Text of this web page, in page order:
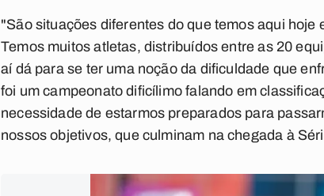
"São situações diferentes do que temos aqui hoje
Temos muitos atletas, distribuídos entre as 20
aí dá para se ter uma noção da dificuldade que
foi um campeonato dificílimo falando em
necessidade de estarmos preparados para
nossos objetivos, que culminam na chegada à